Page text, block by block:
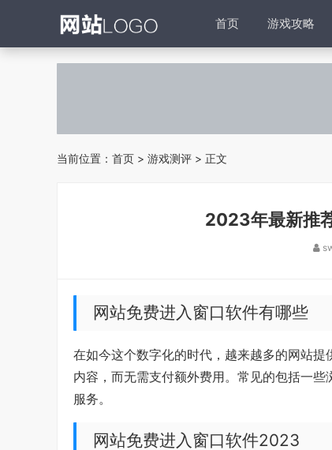
首页 游戏攻略
当前位置： 首页 > 游戏测评 > 正文
2023年最新推
网站免费进入窗口软件有哪些
在如今这个数字化的时代，越来越多的网站
内容，而无需支付额外费用。常见的包括一
服务。
网站免费进入窗口软件2023